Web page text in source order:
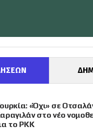
«Όχι» σε
στο νέο
το PKK